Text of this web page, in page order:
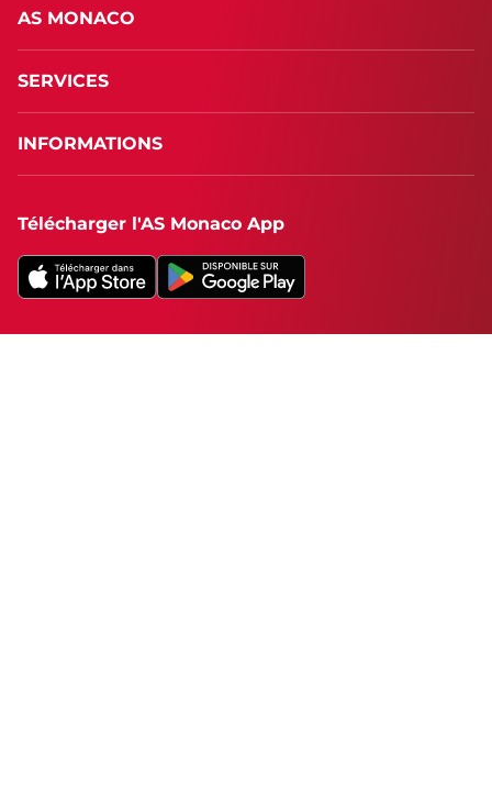
AS MONACO
SERVICES
INFORMATIONS
Télécharger l'AS Monaco App